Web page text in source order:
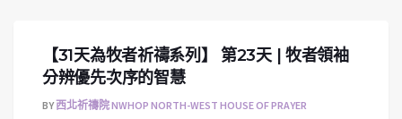
【31天為牧者祈禱系列】 第23天 | 牧者領袖
分辨優先次序的智慧
BY西北祈禱院 NWHOP NORTH-WEST HOUSE OF PRAYER